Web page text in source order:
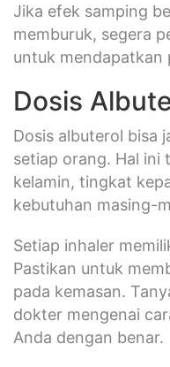
Jika efek samping
memburuk, segera
untuk mendapatkan
Dosis
Dosis albuterol bisa
setiap orang. Hal ini
kelamin, tingkat
kebutuhan masing-
Setiap inhaler
Pastikan untuk
pada kemasan.
dokter mengenai
Anda dengan benar.